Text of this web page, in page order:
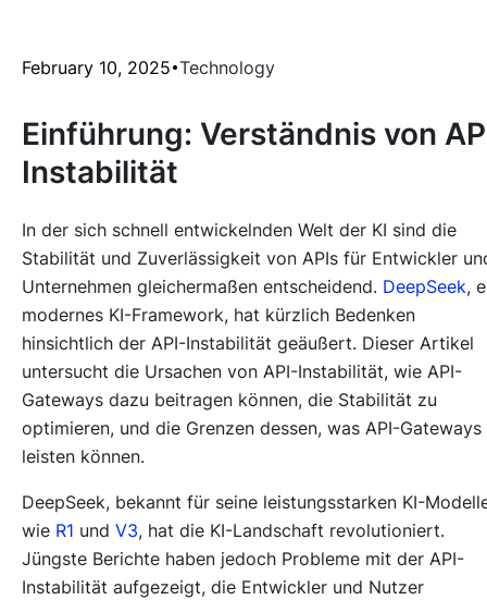
February 10, 2025 Technology
Einführung: Verständnis von
Instabilität
In der sich schnell entwickelnden Welt der KI sind die
Stabilität und Zuverlässigkeit von APIs für Entwickler
Unternehmen gleichermaßen entscheidend. DeepSeek,
modernes KI-Framework, hat kürzlich Bedenken
hinsichtlich der API-Instabilität geäußert. Dieser Artikel
untersucht die Ursachen von API-Instabilität, wie API-
Gateways dazu beitragen können, die Stabilität zu
optimieren, und die Grenzen dessen, was API-Gateways
leisten können.
DeepSeek, bekannt für seine leistungsstarken KI-
wie R1 und V3, hat die KI-Landschaft revolutioniert.
Jüngste Berichte haben jedoch Probleme mit der API-
Instabilität aufgezeigt, die Entwickler und Nutzer